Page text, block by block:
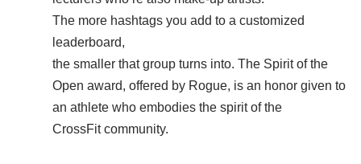
The more hashtags you add to a customized
leaderboard,
the smaller that group turns into. The Spirit of the
Open award, offered by Rogue, is an honor given to
an athlete who embodies the spirit of the
CrossFit community.